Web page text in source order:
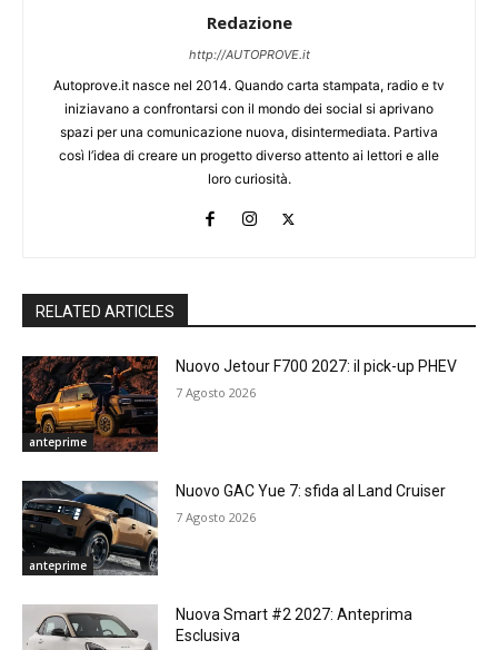
Redazione
http://AUTOPROVE.it
Autoprove.it nasce nel 2014. Quando carta stampata, radio e tv
iniziavano a confrontarsi con il mondo dei social si aprivano
spazi per una comunicazione nuova, disintermediata. Partiva
così l’idea di creare un progetto diverso attento ai lettori e alle
loro curiosità.
RELATED ARTICLES
anteprime
Nuovo Jetour F700 2027: il pick-up PHEV
7 Agosto 2026
anteprime
Nuovo GAC Yue 7: sfida al Land Cruiser
7 Agosto 2026
Nuova Smart #2 2027: Anteprima
Esclusiva